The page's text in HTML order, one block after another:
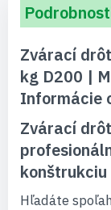
Zvárací
kg D200 |
Informácie
Zvárací
konštrukciu
Hľadáte